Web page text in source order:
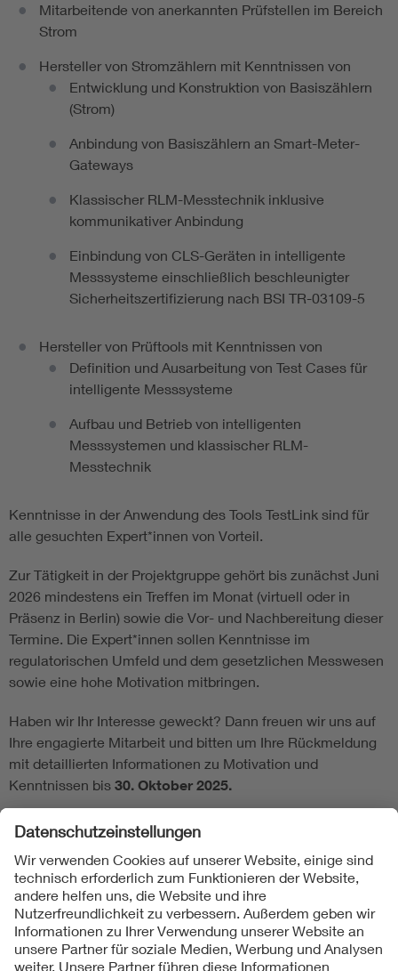
Mitarbeitende von anerkannten Prüfstellen im Bereich
Strom
Hersteller von Stromzählern mit Kenntnissen von
Entwicklung und Konstruktion von Basiszählern
(Strom)
Anbindung von Basiszählern an Smart-Meter-
Gateways
Klassischer RLM-Messtechnik inklusive
kommunikativer Anbindung
Einbindung von CLS-Geräten in intelligente
Messsysteme einschließlich beschleunigter
Sicherheitszertifizierung nach BSI TR-03109-5
Hersteller von Prüftools mit Kenntnissen von
Definition und Ausarbeitung von Test Cases für
intelligente Messsysteme
Aufbau und Betrieb von intelligenten
Messsystemen und klassischer RLM-
Messtechnik
Kenntnisse in der Anwendung des Tools TestLink sind für
alle gesuchten Expert*innen von Vorteil.
Zur Tätigkeit in der Projektgruppe gehört bis zunächst Juni
2026 mindestens ein Treffen im Monat (virtuell oder in
Präsenz in Berlin) sowie die Vor- und Nachbereitung dieser
Termine. Die Expert*innen sollen Kenntnisse im
regulatorischen Umfeld und dem gesetzlichen Messwesen
sowie eine hohe Motivation mitbringen.
Haben wir Ihr Interesse geweckt? Dann freuen wir uns auf
Ihre engagierte Mitarbeit und bitten um Ihre Rückmeldung
mit detaillierten Informationen zu Motivation und
Kenntnissen bis 30. Oktober 2025.
Folgen Sie uns